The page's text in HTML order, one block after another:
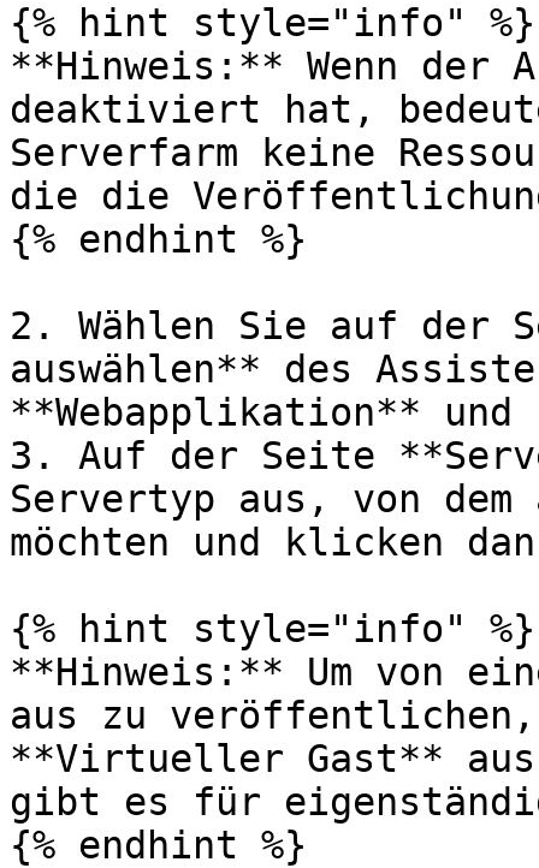
{% hint style="info" %}
**Hinweis:** Wenn der
deaktiviert hat,
Serverfarm keine
die die
{% endhint %}
2. Wählen Sie auf der
auswählen** des
**Webapplikation**
3. Auf der Seite
Servertyp aus, von
möchten und klicken
{% hint style="info" %}
**Hinweis:** Um von
aus zu
**Virtueller Gast**
gibt es für
{% endhint %}